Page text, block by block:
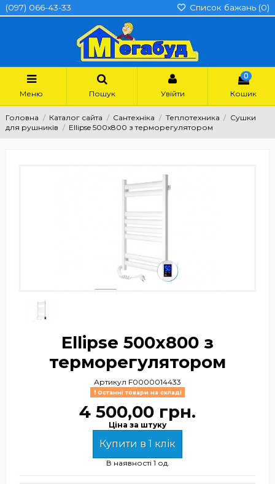
(097) 066-43-33 Список бажань (0)
Меню Пошук Увійти
0
Кошик
Головна Каталог сайта Сантехніка Теплотехника
Сушки
для рушників
Ellipse 500х800 з терморегулятором
Ellipse 500х800 з
терморегулятором
Артикул F0000014433
Останні товари на складі
4 500,00 грн.
Ціна за штуку
Купити в 1 клік
В наявності 1 од.